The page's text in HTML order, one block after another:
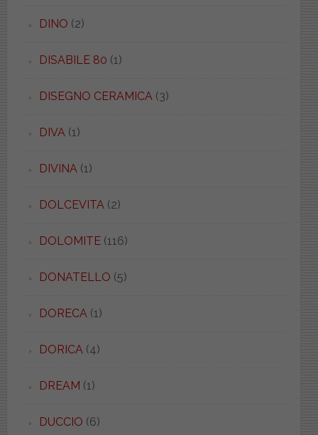
DINO (2)
DISABILE 80 (1)
DISEGNO CERAMICA (3)
DIVA (1)
DIVINA (1)
DOLCEVITA (2)
DOLOMITE(116)
DONATELLO (5)
DORECA (1)
DORICA (4)
DREAM (1)
DUCCIO (6)